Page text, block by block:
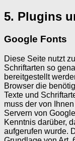
5. Plugins
Google Fonts
Diese Seite nutzt
Schriftarten so
bereitgestellt
Browser die
Texte und
muss der von
Servern von
Kenntnis darüber,
aufgerufen wurde.